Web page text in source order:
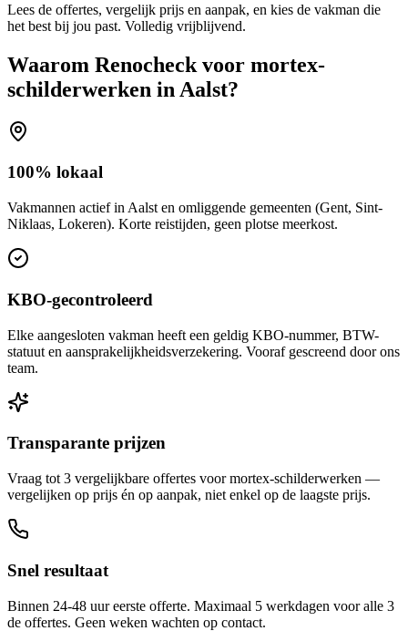
Lees de offertes, vergelijk prijs en aanpak, en kies de vakman die
het best bij jou past. Volledig vrijblijvend.
Waarom Renocheck voor mortex-
schilderwerken in Aalst?
100% lokaal
Vakmannen actief in Aalst en omliggende gemeenten (Gent, Sint-
Niklaas, Lokeren). Korte reistijden, geen plotse meerkost.
KBO-gecontroleerd
Elke aangesloten vakman heeft een geldig KBO-nummer, BTW-
statuut en aansprakelijkheidsverzekering. Vooraf gescreend door ons
team.
Transparante prijzen
Vraag tot 3 vergelijkbare offertes voor mortex-schilderwerken —
vergelijken op prijs én op aanpak, niet enkel op de laagste prijs.
Snel resultaat
Binnen 24-48 uur eerste offerte. Maximaal 5 werkdagen voor alle 3
de offertes. Geen weken wachten op contact.